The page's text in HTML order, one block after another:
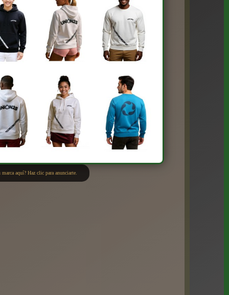
marca aquí? Haz clic para anunciarte.